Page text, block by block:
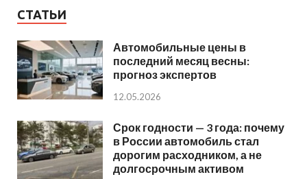
СТАТЬИ
Автомобильные цены в
последний месяц весны:
прогноз экспертов
12.05.2026
Срок годности — 3 года: почему
в России автомобиль стал
дорогим расходником, а не
долгосрочным активом